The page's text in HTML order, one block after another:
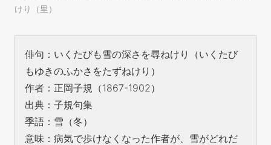
けり（里）
俳句：いくたびも雪の深さを尋ねけり（いくたび
もゆきのふかさをたずねけり）
作者：正岡子規（1867-1902）
出典：子規句集
季語：雪（冬）
意味：病気で歩けなくなった作者が、雪がどれだ